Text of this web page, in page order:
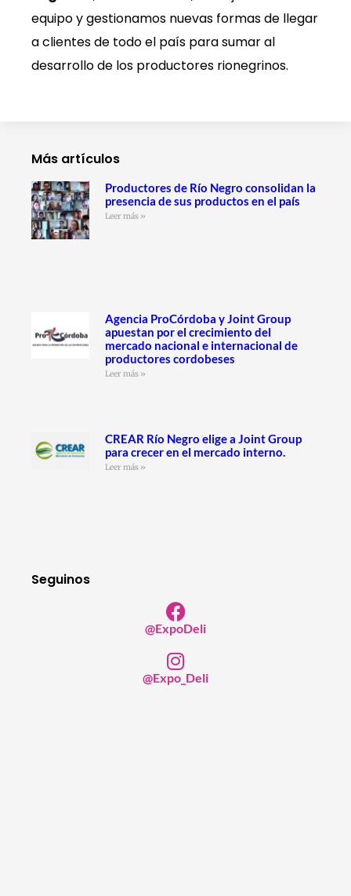
equipo y gestionamos nuevas formas de llegar
a clientes de todo el país para sumar al
desarrollo de los productores rionegrinos.
Más artículos
Productores de Río Negro consolidan la
presencia de sus productos en el país
Leer más »
Agencia ProCórdoba y Joint Group
apuestan por el crecimiento del
mercado nacional e internacional de
productores cordobeses
Leer más »
CREAR Río Negro elige a Joint Group
para crecer en el mercado interno.
Leer más »
Seguinos
@ExpoDeli
@Expo_Deli